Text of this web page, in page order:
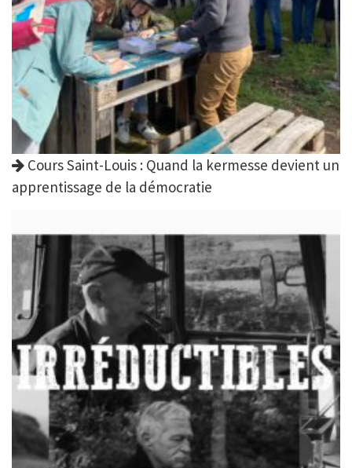
Cours Saint-Louis : Quand la kermesse devient un
apprentissage de la démocratie